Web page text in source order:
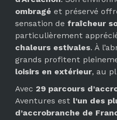
ombragé et préservé
sensation de fraîcheur
particulièrement
chaleurs estivales. À
grands profitent
loisirs en extérieur, au
Avec 29 parcours
Aventures est l’un des
d’accrobranche de